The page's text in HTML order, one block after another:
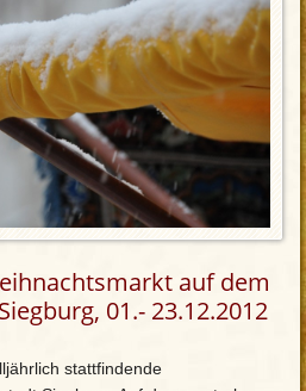
auf dem
01.- 23.12.2012
stattfindende